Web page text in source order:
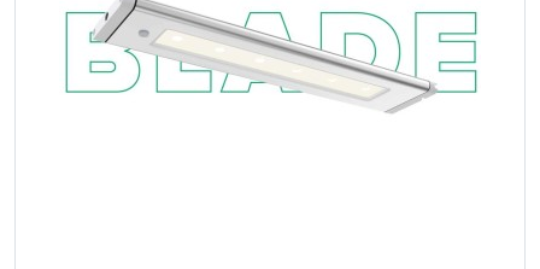
VORSCHAU